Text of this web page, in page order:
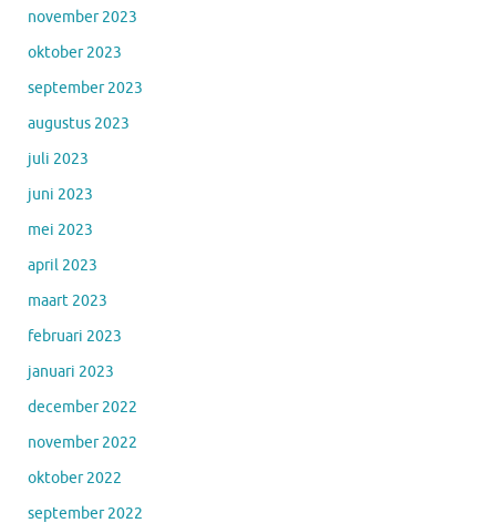
november 2023
oktober 2023
september 2023
augustus 2023
juli 2023
juni 2023
mei 2023
april 2023
maart 2023
februari 2023
januari 2023
december 2022
november 2022
oktober 2022
september 2022